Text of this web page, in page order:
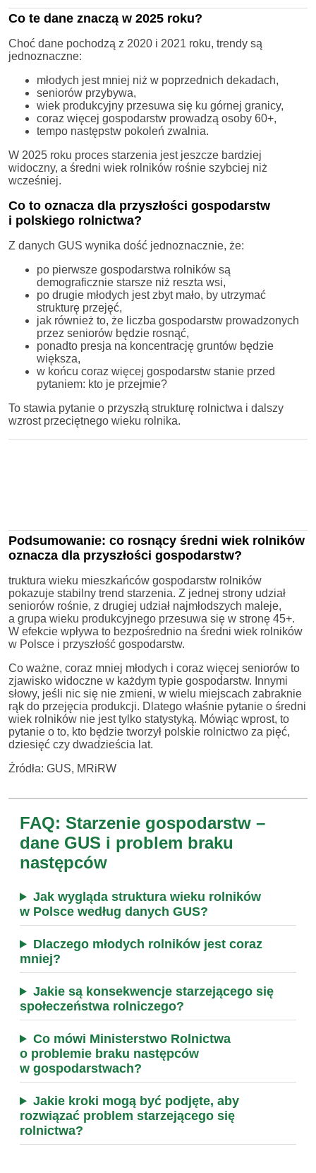
Co te dane znaczą w 2025 roku?
Choć dane pochodzą z 2020 i 2021 roku, trendy są
jednoznaczne:
młodych jest mniej niż w poprzednich dekadach,
seniorów przybywa,
wiek produkcyjny przesuwa się ku górnej granicy,
coraz więcej gospodarstw prowadzą osoby 60+,
tempo następstw pokoleń zwalnia.
W 2025 roku proces starzenia jest jeszcze bardziej
widoczny, a średni wiek rolników rośnie szybciej niż
wcześniej.
Co to oznacza dla przyszłości gospodarstw
i polskiego rolnictwa?
Z danych GUS wynika dość jednoznacznie, że:
po pierwsze gospodarstwa rolników są
demograficznie starsze niż reszta wsi,
po drugie młodych jest zbyt mało, by utrzymać
strukturę przejęć,
jak również to, że liczba gospodarstw prowadzonych
przez seniorów będzie rosnąć,
ponadto presja na koncentrację gruntów będzie
większa,
w końcu coraz więcej gospodarstw stanie przed
pytaniem: kto je przejmie?
To stawia pytanie o przyszłą strukturę rolnictwa i dalszy
wzrost przeciętnego wieku rolnika.
Podsumowanie: co rosnący średni wiek rolników
oznacza dla przyszłości gospodarstw?
truktura wieku mieszkańców gospodarstw rolników
pokazuje stabilny trend starzenia. Z jednej strony udział
seniorów rośnie, z drugiej udział najmłodszych maleje,
a grupa wieku produkcyjnego przesuwa się w stronę 45+.
W efekcie wpływa to bezpośrednio na średni wiek rolników
w Polsce i przyszłość gospodarstw.
Co ważne, coraz mniej młodych i coraz więcej seniorów to
zjawisko widoczne w każdym typie gospodarstw. Innymi
słowy, jeśli nic się nie zmieni, w wielu miejscach zabraknie
rąk do przejęcia produkcji. Dlatego właśnie pytanie o średni
wiek rolników nie jest tylko statystyką. Mówiąc wprost, to
pytanie o to, kto będzie tworzył polskie rolnictwo za pięć,
dziesięć czy dwadzieścia lat.
Źródła: GUS, MRiRW
FAQ: Starzenie gospodarstw –
dane GUS i problem braku
następców
Jak wygląda struktura wieku rolników
w Polsce według danych GUS?
Dlaczego młodych rolników jest coraz
mniej?
Jakie są konsekwencje starzejącego się
społeczeństwa rolniczego?
Co mówi Ministerstwo Rolnictwa
o problemie braku następców
w gospodarstwach?
Jakie kroki mogą być podjęte, aby
rozwiązać problem starzejącego się
rolnictwa?